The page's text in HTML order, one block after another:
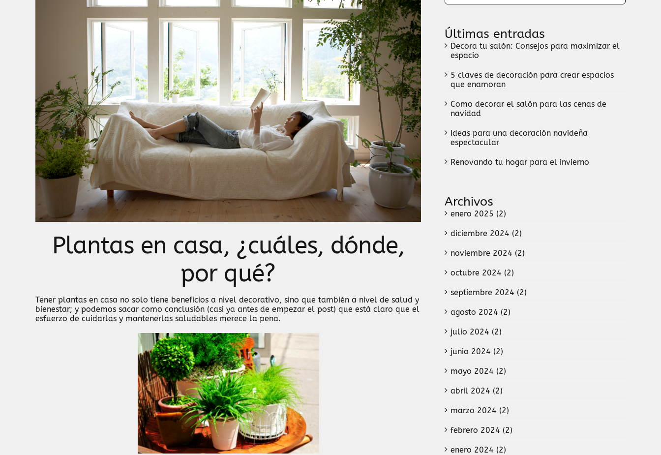
Plantas en casa, ¿cuáles, dónde,
por qué?
Tener plantas en casa no solo tiene beneficios a nivel decorativo, sino que también a nivel de salud y
bienestar; y podemos sacar como conclusión (casi ya antes de empezar el post) que está claro que el
esfuerzo de cuidarlas y mantenerlas saludables merece la pena.
Últimas entradas
Decora tu salón: Consejos para maximizar el
espacio
5 claves de decoración para crear espacios
que enamoran
Como decorar el salón para las cenas de
navidad
Ideas para una decoración navideña
espectacular
Renovando tu hogar para el invierno
Archivos
enero 2025 (2)
diciembre 2024 (2)
noviembre 2024 (2)
octubre 2024 (2)
septiembre 2024 (2)
agosto 2024 (2)
julio 2024 (2)
junio 2024 (2)
mayo 2024 (2)
abril 2024 (2)
marzo 2024 (2)
febrero 2024 (2)
enero 2024 (2)